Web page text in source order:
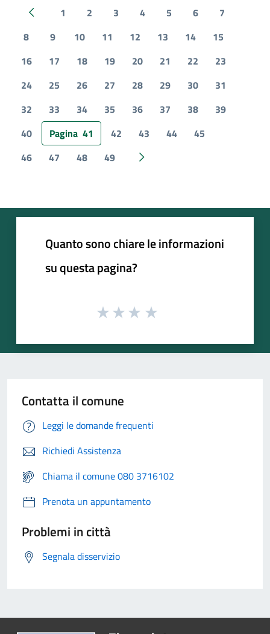
Pagina precedente
1 2 3 4 5 6
7
8
9 10 11 12 13 14
15
16
17 18 19 20 21 22
23
24
25 26 27 28 29 30
31
32
33 34 35 36 37 38
39
40
Pagina 41 42 43 44
45
46
47 48 49 Pagina successiva
Quanto sono chiare le informazioni
su questa pagina?
Contatta il comune
Leggi le domande frequenti
Richiedi Assistenza
Chiama il comune 080 3716102
Prenota un appuntamento
Problemi in città
Segnala disservizio